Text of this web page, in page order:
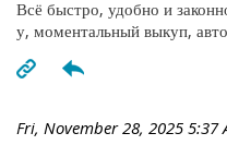
Всё быстро, удобно и
у, моментальный выкуп,
Fri, November 28, 2025 5:37